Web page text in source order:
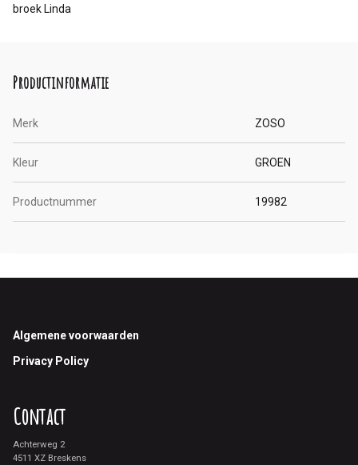
broek Linda
Productinformatie
Merk ZOSO
Kleur GROEN
Productnummer 19982
Footer
Algemene voorwaarden
Privacy Policy
Contact
Achterweg 2
4511 XZ Breskens